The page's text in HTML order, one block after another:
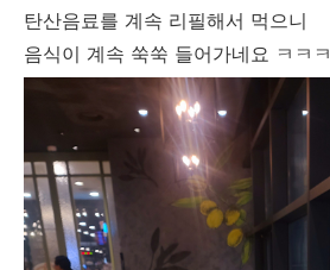
탄산음료를 계속 리필해서 먹으니
음식이 계속 쑥쑥 들어가네요 ㅋㅋㅋ